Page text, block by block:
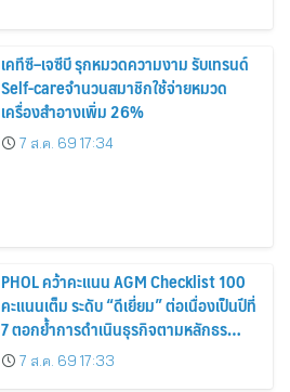
เคทีซี–เจซีบี รุกหมวดความงาม รับเทรนด์
Self-careจำนวนสมาชิกใช้จ่ายหมวด
เครื่องสำอางเพิ่ม 26%
7 ส.ค. 69 17:34
PHOL คว้าคะแนน AGM Checklist 100
คะแนนเต็ม ระดับ “ดีเยี่ยม” ต่อเนื่องเป็นปีที่
7 ตอกย้ำการดำเนินธุรกิจตามหลักธร
รมาภิบาล โปร่งใส สร้างความเชื่อมั่นผู้ถือ
หุ้น
7 ส.ค. 69 17:33